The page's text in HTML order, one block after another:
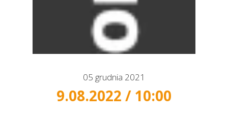
05 grudnia 2021
9.08.2022 / 10:00